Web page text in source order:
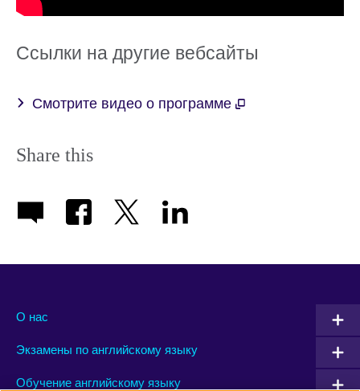
Ссылки на другие вебсайты
Смотрите видео о программе
Share this
О нас
Экзамены по английскому языку
Обучение английскому языку